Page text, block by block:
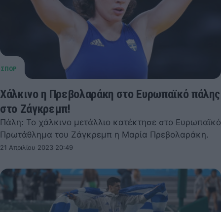
Χάλκινο η Πρεβολαράκη στο Ευρωπαϊκό πάλης
στο Ζάγκρεμπ!
Πάλη: Το χάλκινο μετάλλιο κατέκτησε στο Ευρωπαϊκό
Πρωτάθλημα του Ζάγκρεμπ η Μαρία Πρεβολαράκη.
21 Απριλίου 2023 20:49